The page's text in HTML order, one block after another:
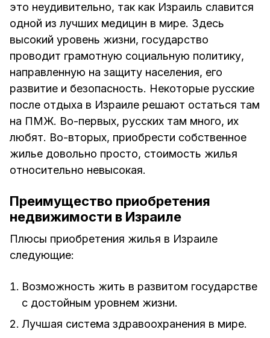
это неудивительно, так как Израиль славится
одной из лучших медицин в мире. Здесь
высокий уровень жизни, государство
проводит грамотную социальную политику,
направленную на защиту населения, его
развитие и безопасность. Некоторые русские
после отдыха в Израиле решают остаться там
на ПМЖ. Во-первых, русских там много, их
любят. Во-вторых, приобрести собственное
жилье довольно просто, стоимость жилья
относительно невысокая.
Преимущество приобретения
недвижимости в Израиле
Плюсы приобретения жилья в Израиле
следующие:
Возможность жить в развитом государстве
с достойным уровнем жизни.
Лучшая система здравоохранения в мире.